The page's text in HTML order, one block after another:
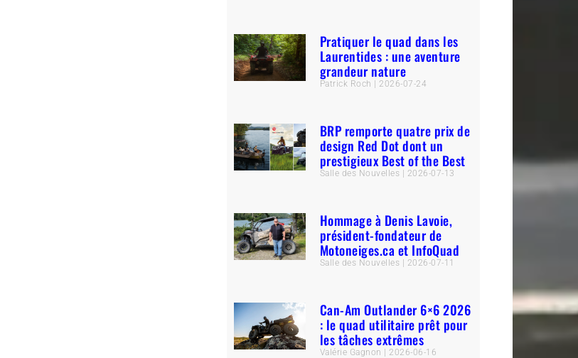
Pratiquer le quad dans les
Laurentides : une aventure
grandeur nature
Patrick Roch 2026-07-24
BRP remporte quatre prix de
design Red Dot dont un
prestigieux Best of the Best
Salle des Nouvelles 2026-07-13
Hommage à Denis Lavoie,
président-fondateur de
Motoneiges.ca et InfoQuad
Salle des Nouvelles 2026-07-11
Can-Am Outlander 6×6 2026
: le quad utilitaire prêt pour
les tâches extrêmes
Valérie Gagnon 2026-06-16